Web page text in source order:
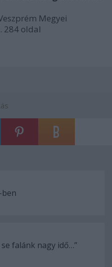
Megyei
284 oldal
ben
se falánk nagy idő…”